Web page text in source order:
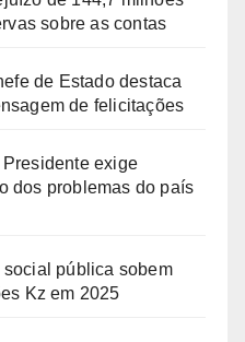
sobre as contas
de Estado destaca
de felicitações
exige
dos problemas do país
pública sobem
Kz em 2025